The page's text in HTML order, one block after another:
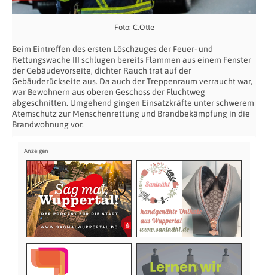
Foto: C.Otte
Beim Eintreffen des ersten Löschzuges der Feuer- und
Rettungswache III schlugen bereits Flammen aus einem Fenster
der Gebäudevorseite, dichter Rauch trat auf der
Gebäuderückseite aus. Da auch der Treppenraum verraucht war,
war Bewohnern aus oberen Geschoss der Fluchtweg
abgeschnitten. Umgehend gingen Einsatzkräfte unter schwerem
Atemschutz zur Menschenrettung und Brandbekämpfung in die
Brandwohnung vor.